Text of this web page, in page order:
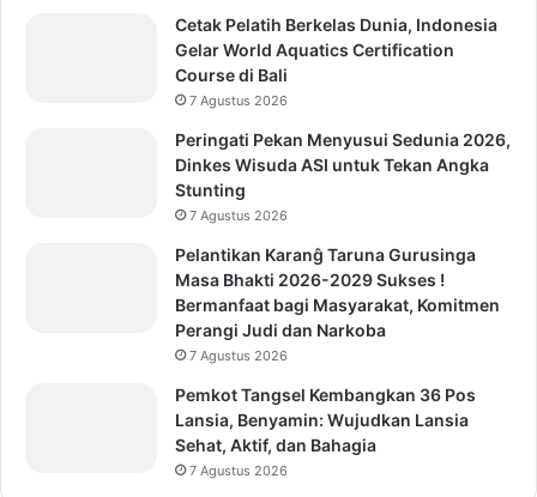
Cetak Pelatih Berkelas Dunia, Indonesia
Gelar World Aquatics Certification
Course di Bali
7 Agustus 2026
Peringati Pekan Menyusui Sedunia 2026,
Dinkes Wisuda ASI untuk Tekan Angka
Stunting
7 Agustus 2026
Pelantikan Karanĝ Taruna Gurusinga
Masa Bhakti 2026-2029 Sukses !
Bermanfaat bagi Masyarakat, Komitmen
Perangi Judi dan Narkoba
7 Agustus 2026
Pemkot Tangsel Kembangkan 36 Pos
Lansia, Benyamin: Wujudkan Lansia
Sehat, Aktif, dan Bahagia
7 Agustus 2026